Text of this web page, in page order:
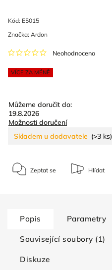
Kód: E5015
VÍCE ZA MÉNĚ
Neohodnoceno
Značka: Ardon
Můžeme doručit do:
19.8.2026
Možnosti doručení
Skladem u dodavatele (>3 ks)
Zeptat se Hlídat
Popis Parametry
Související soubory (1)
Diskuze